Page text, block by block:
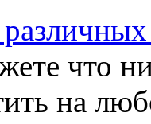
что
на